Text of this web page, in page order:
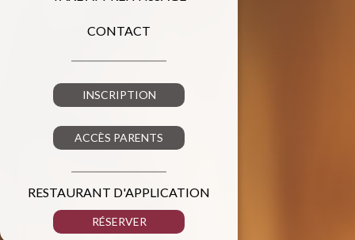
CONTACT
INSCRIPTION
ACCÈS PARENTS
RESTAURANT D'APPLICATION
RÉSERVER